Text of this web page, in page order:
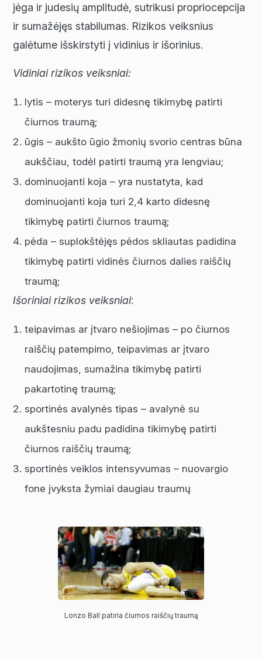
jėga ir judesių amplitudė, sutrikusi propriocepcija
ir sumažėjęs stabilumas. Rizikos veiksnius
galėtume išskirstyti į vidinius ir išorinius.
Vidiniai rizikos veiksniai:
lytis – moterys turi didesnę tikimybę patirti
čiurnos traumą;
ūgis – aukšto ūgio žmonių svorio centras būna
aukščiau, todėl patirti traumą yra lengviau;
dominuojanti koja – yra nustatyta, kad
dominuojanti koja turi 2,4 karto didesnę
tikimybę patirti čiurnos traumą;
pėda – suplokštėjęs pėdos skliautas padidina
tikimybę patirti vidinės čiurnos dalies raiščių
traumą;
Išoriniai rizikos veiksniai:
teipavimas ar įtvaro nešiojimas – po čiurnos
raiščių patempimo, teipavimas ar įtvaro
naudojimas, sumažina tikimybę patirti
pakartotinę traumą;
sportinės avalynės tipas – avalynė su
aukštesniu padu padidina tikimybę patirti
čiurnos raiščių traumą;
sportinės veiklos intensyvumas – nuovargio
fone įvyksta žymiai daugiau traumų
Lonzo Ball patiria čiurnos raiščių traumą